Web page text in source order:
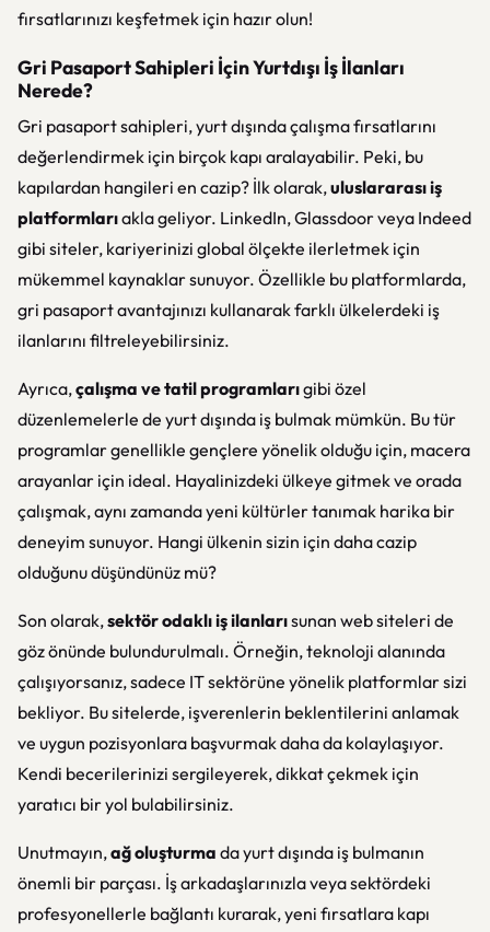
fırsatlarınızı keşfetmek için hazır olun!
Gri Pasaport Sahipleri İçin Yurtdışı İş İlanları
Nerede?
Gri pasaport sahipleri, yurt dışında çalışma fırsatlarını
değerlendirmek için birçok kapı aralayabilir. Peki, bu
kapılardan hangileri en cazip? İlk olarak,uluslararası iş
platformlarıakla geliyor. LinkedIn, Glassdoor veya Indeed
gibi siteler, kariyerinizi global ölçekte ilerletmek için
mükemmel kaynaklar sunuyor. Özellikle bu platformlarda,
gri pasaport avantajınızı kullanarak farklı ülkelerdeki iş
ilanlarını filtreleyebilirsiniz.
Ayrıca,çalışma ve tatil programlarıgibi özel
düzenlemelerle de yurt dışında iş bulmak mümkün. Bu tür
programlar genellikle gençlere yönelik olduğu için, macera
arayanlar için ideal. Hayalinizdeki ülkeye gitmek ve orada
çalışmak, aynı zamanda yeni kültürler tanımak harika bir
deneyim sunuyor. Hangi ülkenin sizin için daha cazip
olduğunu düşündünüz mü?
Son olarak,sektör odaklı iş ilanlarısunan web siteleri de
göz önünde bulundurulmalı. Örneğin, teknoloji alanında
çalışıyorsanız, sadece IT sektörüne yönelik platformlar sizi
bekliyor. Bu sitelerde, işverenlerin beklentilerini anlamak
ve uygun pozisyonlara başvurmak daha da kolaylaşıyor.
Kendi becerilerinizi sergileyerek, dikkat çekmek için
yaratıcı bir yol bulabilirsiniz.
Unutmayın,ağ oluşturma da yurt dışında iş bulmanın
önemli bir parçası. İş arkadaşlarınızla veya sektördeki
profesyonellerle bağlantı kurarak, yeni fırsatlara kapı